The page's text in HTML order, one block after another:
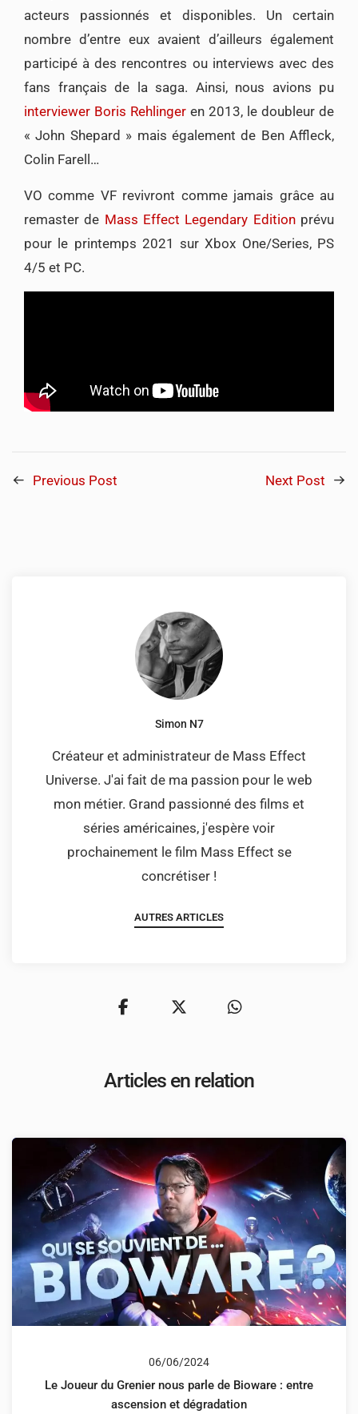
acteurs passionnés et disponibles. Un certain
nombre d’entre eux avaient d’ailleurs également
participé à des rencontres ou interviews avec des
fans français de la saga. Ainsi, nous avions pu
interviewer Boris Rehlinger en 2013, le doubleur de
« John Shepard » mais également de Ben Affleck,
Colin Farell…
VO comme VF revivront comme jamais grâce au
remaster de Mass Effect Legendary Editionprévu
pour le printemps 2021 sur Xbox One/Series, PS
4/5 et PC.
Previous Post Next Post
Simon N7
Créateur et administrateur de Mass Effect
Universe. J'ai fait de ma passion pour le web
mon métier. Grand passionné des films et
séries américaines, j'espère voir
prochainement le film Mass Effect se
concrétiser !
AUTRES ARTICLES
Articles en relation
06/06/2024
Le Joueur du Grenier nous parle de Bioware : entre
ascension et dégradation